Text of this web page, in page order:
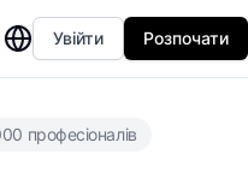
Увійти Розпочати
професіоналів